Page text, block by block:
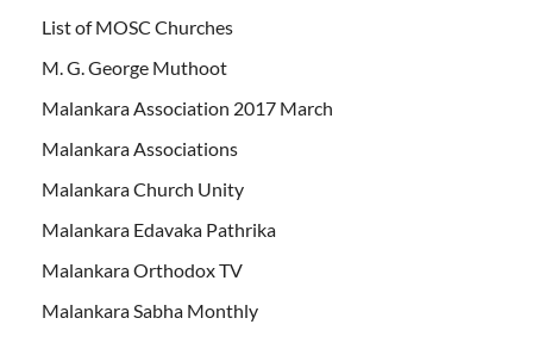
List of MOSC Churches
M. G. George Muthoot
Malankara Association 2017 March
Malankara Associations
Malankara Church Unity
Malankara Edavaka Pathrika
Malankara Orthodox TV
Malankara Sabha Monthly